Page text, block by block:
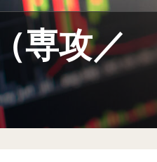
専攻／